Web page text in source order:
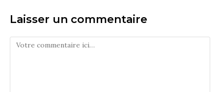
Laisser un commentaire